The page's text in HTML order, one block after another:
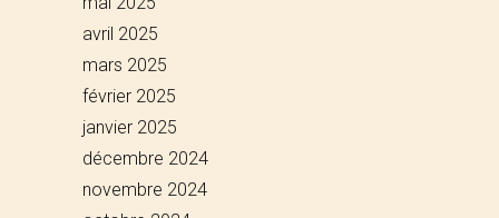
avril 2025
mars 2025
février 2025
janvier 2025
décembre 2024
novembre 2024